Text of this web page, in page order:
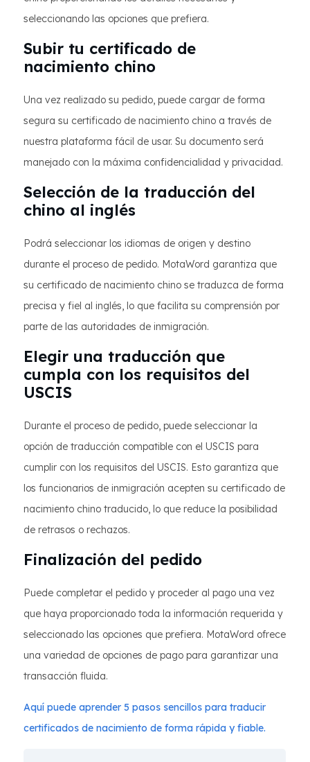
seleccionando las opciones que prefiera.
Subir tu certificado de
nacimiento chino
Una vez realizado su pedido, puede cargar de forma
segura su certificado de nacimiento chino a través de
nuestra plataforma fácil de usar. Su documento será
manejado con la máxima confidencialidad y privacidad.
Selección de la traducción del
chino al inglés
Podrá seleccionar los idiomas de origen y destino
durante el proceso de pedido. MotaWord garantiza que
su certificado de nacimiento chino se traduzca de forma
precisa y fiel al inglés, lo que facilita su comprensión por
parte de las autoridades de inmigración.
Elegir una traducción que
cumpla con los requisitos del
USCIS
Durante el proceso de pedido, puede seleccionar la
opción de traducción compatible con el USCIS para
cumplir con los requisitos del USCIS. Esto garantiza que
los funcionarios de inmigración acepten su certificado de
nacimiento chino traducido, lo que reduce la posibilidad
de retrasos o rechazos.
Finalización del pedido
Puede completar el pedido y proceder al pago una vez
que haya proporcionado toda la información requerida y
seleccionado las opciones que prefiera. MotaWord ofrece
una variedad de opciones de pago para garantizar una
transacción fluida.
Aquí puede aprender 5 pasos sencillos para traducir
certificados de nacimiento de forma rápida y fiable.